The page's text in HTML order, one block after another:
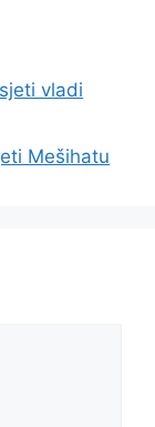
vladi
Mešihatu